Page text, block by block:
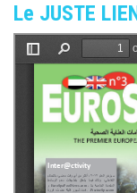
Le JUSTE